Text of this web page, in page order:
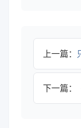
上一篇：
下一篇：